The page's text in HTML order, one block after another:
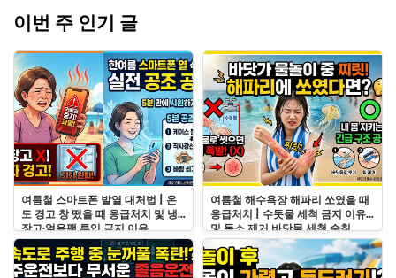
이번 주 인기 글
여름철 스마트폰 발열 대처법 | 온
도 경고 창 떴을 때 응급처치 및 냉
장고·얼음팩 투입 금지 이유
여름철 해수욕장 해파리 쏘였을 때
응급처치 | 수돗물 세척 금지 이유
및 독소 제거 바닷물 세척 수칙